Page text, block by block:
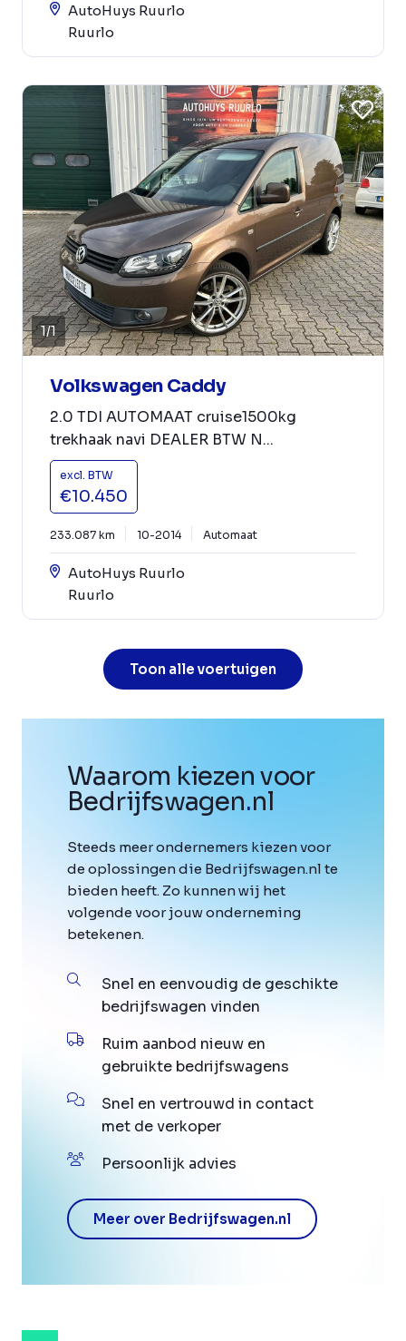
AutoHuys Ruurlo
Ruurlo
1/1
Volkswagen Caddy
2.0 TDI AUTOMAAT cruise1500kg
trekhaak navi DEALER BTW N...
excl. BTW
€10.450
233.087 km 10-2014 Automaat
AutoHuys Ruurlo
Ruurlo
Toon alle voertuigen
Waarom kiezen voor
Bedrijfswagen.nl
Steeds meer ondernemers kiezen voor
de oplossingen die Bedrijfswagen.nl te
bieden heeft. Zo kunnen wij het
volgende voor jouw onderneming
betekenen.
Snel en eenvoudig de geschikte
bedrijfswagen vinden
Ruim aanbod nieuw en
gebruikte bedrijfswagens
Snel en vertrouwd in contact
met de verkoper
Persoonlijk advies
Meer over Bedrijfswagen.nl